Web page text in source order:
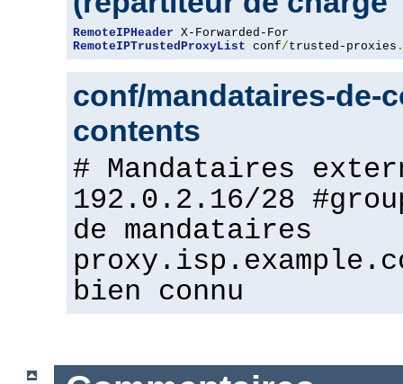
RemoteIPHeader
RemoteIPTrustedProxyList conf/trusted-proxies .
conf/mandataires-de-
contents
# Mandataires
192.0.2.16/28
de mandataires
bien connu